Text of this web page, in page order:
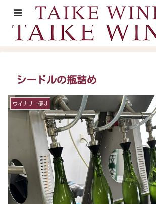
山形村の里山時間が育むワイン
シードルの瓶詰め
ワイナリー便り